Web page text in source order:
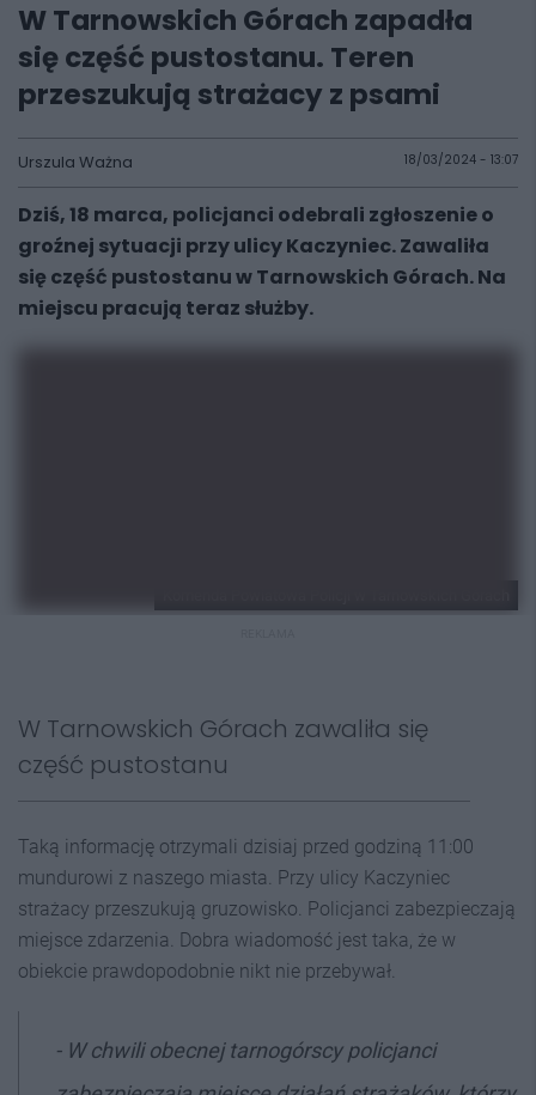
W Tarnowskich Górach zapadła
się część pustostanu. Teren
przeszukują strażacy z psami
Urszula Ważna 18/03/2024 - 13:07
Dziś, 18 marca, policjanci odebrali zgłoszenie o
groźnej sytuacji przy ulicy Kaczyniec. Zawaliła
się część pustostanu w Tarnowskich Górach. Na
miejscu pracują teraz służby.
W Tarnowskich Górach zawaliła się
część pustostanu
Taką informację otrzymali dzisiaj przed godziną 11:00
mundurowi z naszego miasta. Przy ulicy Kaczyniec
strażacy przeszukują gruzowisko. Policjanci zabezpieczają
miejsce zdarzenia. Dobra wiadomość jest taka, że w
obiekcie prawdopodobnie nikt nie przebywał.
- W chwili obecnej tarnogórscy policjanci